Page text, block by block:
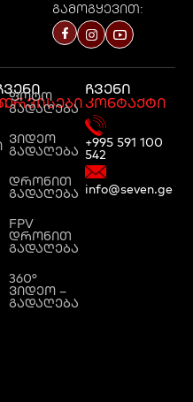
გამოგყევით:
ფოტო
გადაღება
ვიდეო
გადაღება
დრონით
გადაღება
FPV
დრონით
გადაღება
360°
ვიდეო –
გადაღება
ჩვენი
კონტაქტი
+995 591 100
542
info@seven.ge